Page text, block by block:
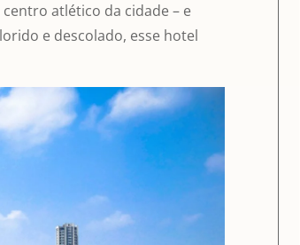
atlético da cidade – e
e descolado, esse hotel